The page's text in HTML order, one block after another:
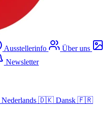
Ausstellerinfo
Über uns
Newsletter
Nederlands 🇩🇰 Dansk 🇫🇷